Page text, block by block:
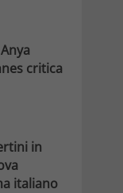
critica
in
italiano